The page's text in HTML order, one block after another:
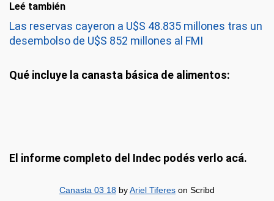
Leé también
Las reservas cayeron a U$S 48.835 millones tras un
desembolso de U$S 852 millones al FMI
Qué incluye la canasta básica de alimentos:
El informe completo del Indec podés verlo acá.
Canasta 03 18 byAriel Tiferes on Scribd